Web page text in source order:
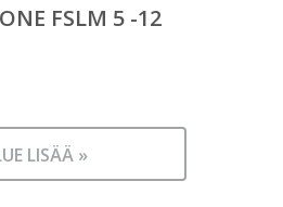
FSLM 5 -12
LISÄÄ »